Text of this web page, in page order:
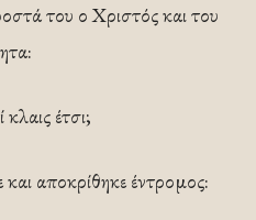
του ο Χριστός και του
έτσι;
αποκρίθηκε έντρομος: